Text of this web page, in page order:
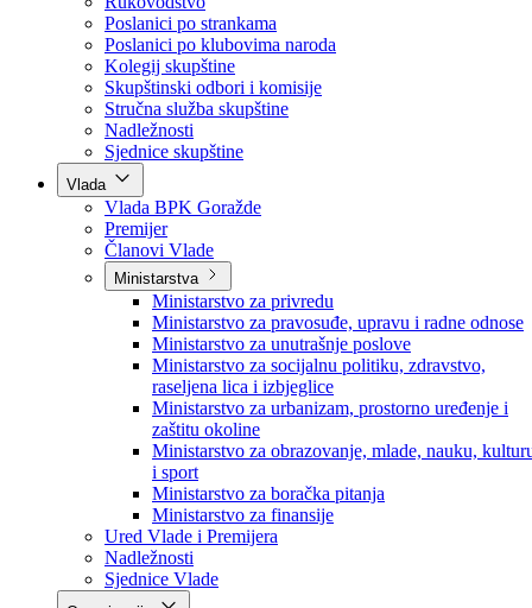
Skupština
Skupština BPK Goražde
Rukovodstvo
Poslanici po strankama
Poslanici po klubovima naroda
Kolegij skupštine
Skupštinski odbori i komisije
Stručna služba skupštine
Nadležnosti
Sjednice skupštine
Vlada
Vlada BPK Goražde
Premijer
Članovi Vlade
Ministarstva
Ministarstvo za privredu
Ministarstvo za pravosuđe, upravu i radne odnose
Ministarstvo za unutrašnje poslove
Ministarstvo za socijalnu politiku, zdravstvo,
raseljena lica i izbjeglice
Ministarstvo za urbanizam, prostorno uređenje i
zaštitu okoline
Ministarstvo za obrazovanje, mlade, nauku,
i sport
Ministarstvo za boračka pitanja
Ministarstvo za finansije
Ured Vlade i Premijera